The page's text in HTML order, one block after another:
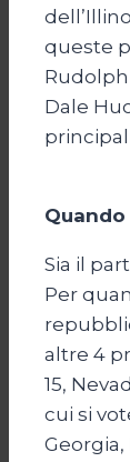
queste
Dale
Sia il
Per
altre 4
15,
cui si